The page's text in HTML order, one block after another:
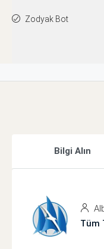
Zodyak Bot
Bilgi Alın
Tüm